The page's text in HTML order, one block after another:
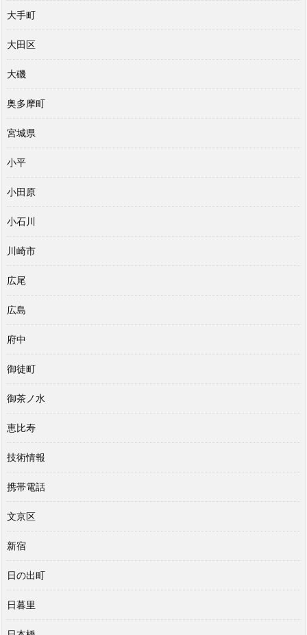
大手町
大田区
大磯
奥多摩町
宮城県
小平
小田原
小石川
川崎市
広尾
広島
府中
御徒町
御茶ノ水
恵比寿
技術情報
携帯電話
文京区
新宿
日の出町
日暮里